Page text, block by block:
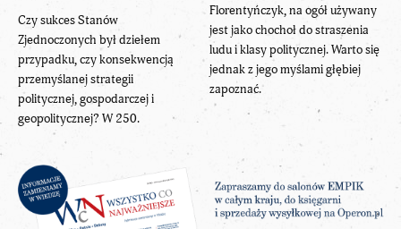
Czy sukces Stanów
Zjednoczonych był dziełem
przypadku, czy konsekwencją
przemyślanej strategii
politycznej, gospodarczej i
geopolitycznej? W 250.
Florentyńczyk, na ogół używany
jest jako chochoł do straszenia
ludu i klasy politycznej. Warto się
jednak z jego myślami głębiej
zapoznać.